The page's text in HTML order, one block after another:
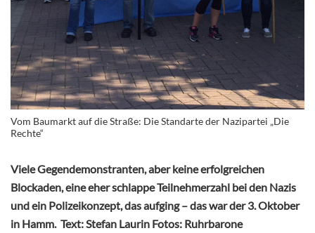
Vom Baumarkt auf die Straße: Die Standarte der Nazipartei „Die
Rechte“
Viele Gegendemonstranten, aber keine erfolgreichen
Blockaden, eine eher schlappe Teilnehmerzahl bei den Nazis
und ein Polizeikonzept, das aufging – das war der 3. Oktober
in Hamm. Text: Stefan Laurin Fotos: Ruhrbarone